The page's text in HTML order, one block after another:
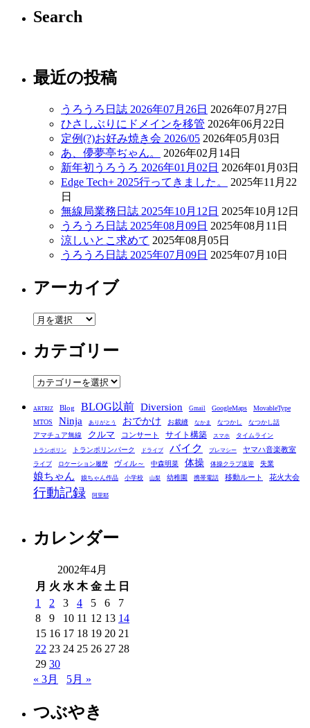
Search
最近の投稿
うろうろ日誌 2026年07月26日 2026年07月27日
ひさしぶりにドメインを移管 2026年06月22日
定例(?)お好み焼き会 2026/05 2026年05月03日
あ、儚夢亭ぢゃん。
2026年02月14日
新年初うろうろ 2026年01月02日 2026年01月03日
Edge Tech+ 2025行ってきました。
2025年11月22
日
無線局業務日誌 2025年10月12日 2025年10月12日
うろうろ日誌 2025年08月09日 2025年08月11日
涼しいとこ求めて 2025年08月05日
うろうろ日誌 2025年07月09日 2025年07月10日
アーカイブ
ア
カ
イ
ブ
カテゴリー
カ
ゴ
リ
ー
ARTRIZ Blog BLOG以前 Diversion Gmail GoogleMaps
MovableType
MTOS
Ninja ありがとう おでかけ お裁縫 なかま なつかし なつかし話
アマチュア無線 クルマ コンサート サイト構築 スマホ タイムライン
トランポリン トランポリンパーク ドライブ バイク プレマシー ヤマハ音楽教室
ライブ ロケーション履歴 ヴィル～ 中森明菜 体操 体操クラブ送迎 失業
娘ちゃん 娘ちゃん作品 小学校 山梨 幼稚園 携帯電話 移動ルート 花火大会
行動記録 阿里耶
カレンダー
2002年4月
月 火 水 木 金 土 日
1
2 3 4 5 6
7
8
9 10 11 12 13 14
15 16 17 18 19 20 21
22 23 24 25 26 27 28
29 30
« 3月
5月 »
つぶやき